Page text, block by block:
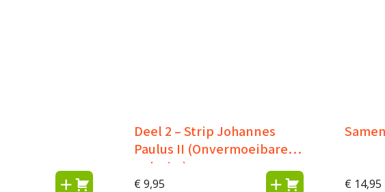
Deel 2 – Strip Johannes
Paulus II (Onvermoeibare
pelgrim)
€ 9,95 € 14,95